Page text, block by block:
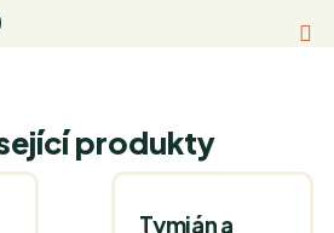
produkty
Tymián a